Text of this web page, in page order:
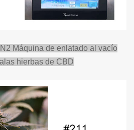
Máquina de enlatado al vacío
hierbas de CBD